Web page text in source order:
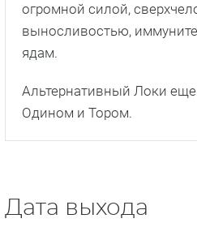
огромной силой,
выносливостью,
ядам.
Альтернативный Локи
Одином и Тором.
Дата выхода